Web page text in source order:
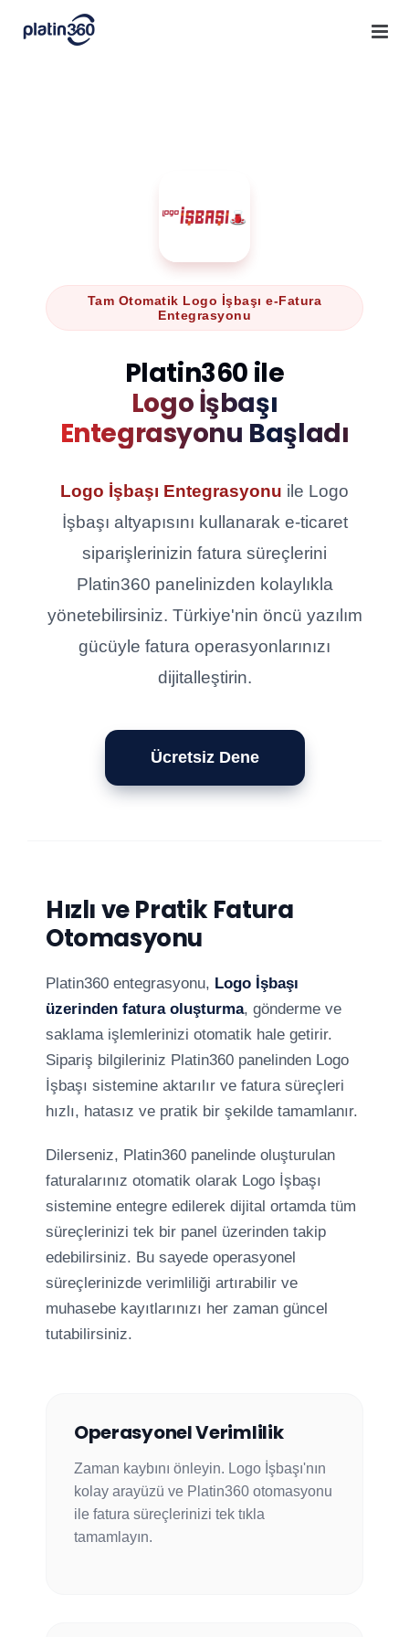
Tam Otomatik Logo İşbaşı e-Fatura
Entegrasyonu
Platin360 ile
Logo İşbaşı
Entegrasyonu Başladı
Logo İşbaşı Entegrasyonu ile Logo
İşbaşı altyapısını kullanarak e-ticaret
siparişlerinizin fatura süreçlerini
Platin360 panelinizden kolaylıkla
yönetebilirsiniz. Türkiye'nin öncü yazılım
gücüyle fatura operasyonlarınızı
dijitalleştirin.
Ücretsiz Dene
Hızlı ve Pratik Fatura
Otomasyonu
Platin360 entegrasyonu, Logo İşbaşı
üzerinden fatura oluşturma, gönderme ve
saklama işlemlerinizi otomatik hale getirir.
Sipariş bilgileriniz Platin360 panelinden Logo
İşbaşı sistemine aktarılır ve fatura süreçleri
hızlı, hatasız ve pratik bir şekilde tamamlanır.
Dilerseniz, Platin360 panelinde oluşturulan
faturalarınız otomatik olarak Logo İşbaşı
sistemine entegre edilerek dijital ortamda tüm
süreçlerinizi tek bir panel üzerinden takip
edebilirsiniz. Bu sayede operasyonel
süreçlerinizde verimliliği artırabilir ve
muhasebe kayıtlarınızı her zaman güncel
tutabilirsiniz.
Operasyonel Verimlilik
Zaman kaybını önleyin. Logo İşbaşı'nın
kolay arayüzü ve Platin360 otomasyonu
ile fatura süreçlerinizi tek tıkla
tamamlayın.